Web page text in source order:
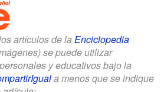
artículos de la Enciclopedia
se puede utilizar
y educativos bajo la
a menos que se indique